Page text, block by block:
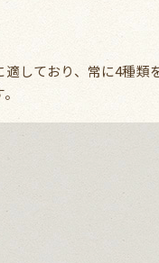
しており、常に4種類